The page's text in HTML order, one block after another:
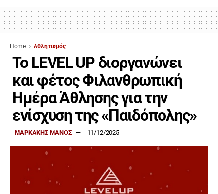
Home Αθλητισμός
Το LEVEL UP διοργανώνει
και φέτος Φιλανθρωπική
Ημέρα Άθλησης για την
ενίσχυση της «Παιδόπολης»
ΜΑΡΚΑΚΗΣ ΜΑΝΟΣ 11/12/2025